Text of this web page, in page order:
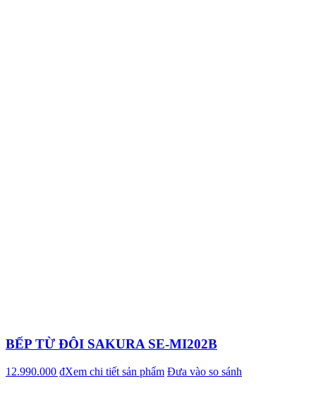
BẾP TỪ ĐÔI SAKURA SE-MI202B
12.990.000 ₫Xem chi tiết sản phẩm Đưa vào so sánh